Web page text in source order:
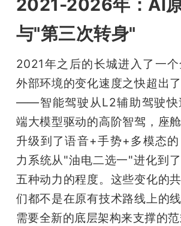
2021-2026年：AI
与"第三次转身"
2021年之后的长城进入了一个
外部环境的变化速度之快超出
——智能驾驶从L2辅助驾驶快
端大模型驱动的高阶智驾，座
升级到了语音+手势+多模态
力系统从"油电二选一"进化到
五种动力的程度。这些变化的
们都不是在原有技术路线上的
需要全新的底层架构来支撑的范